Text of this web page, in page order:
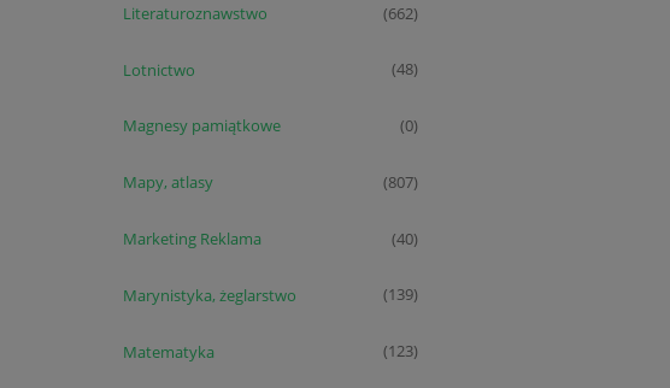
Literaturoznawstwo (662)
Lotnictwo (48)
Magnesy pamiątkowe (0)
Mapy, atlasy (807)
Marketing Reklama (40)
Marynistyka, żeglarstwo (139)
Matematyka (123)